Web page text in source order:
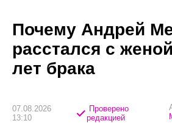
Почему Андрей
расстался с
лет брака
07.08.2026
13:10
Проверено
редакцией